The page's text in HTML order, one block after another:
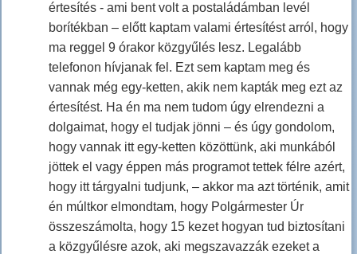
értesítés - ami bent volt a postaládámban levél
borítékban – előtt kaptam valami értesítést arról, hogy
ma reggel 9 órakor közgyűlés lesz. Legalább
telefonon hívjanak fel. Ezt sem kaptam meg és
vannak még egy-ketten, akik nem kapták meg ezt az
értesítést. Ha én ma nem tudom úgy elrendezni a
dolgaimat, hogy el tudjak jönni – és úgy gondolom,
hogy vannak itt egy-ketten közöttünk, aki munkából
jöttek el vagy éppen más programot tettek félre azért,
hogy itt tárgyalni tudjunk, – akkor ma azt történik, amit
én múltkor elmondtam, hogy Polgármester Úr
összeszámolta, hogy 15 kezet hogyan tud biztosítani
a közgyűlésre azok, aki megszavazzák ezeket a